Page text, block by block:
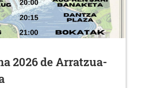
2026 de Arratzua-